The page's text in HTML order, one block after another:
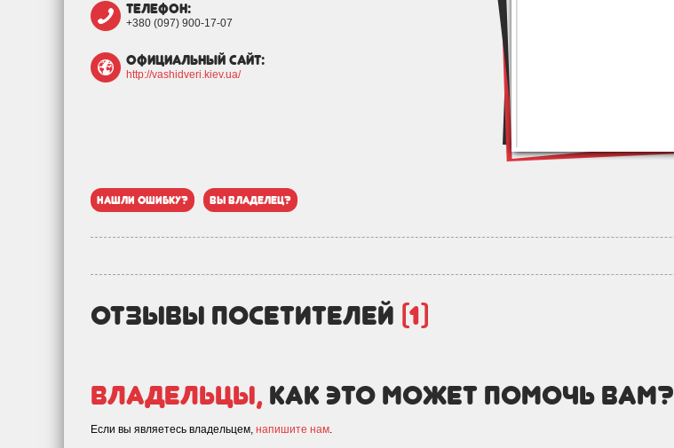
телефон:
+380 (097) 900-17-07
официальный сайт:
http://vashidveri.kiev.ua/
нашли ошибку? вы владелец?
отзывы посетителей (1)
Владельцы, как это может помочь вам?
Если вы являетесь владельцем, напишите нам.